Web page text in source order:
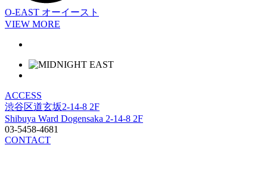
O-EAST オーイースト
VIEW MORE
ACCESS
渋谷区道玄坂2-14-8 2F
Shibuya Ward Dogensaka 2-14-8 2F
03-5458-4681
CONTACT